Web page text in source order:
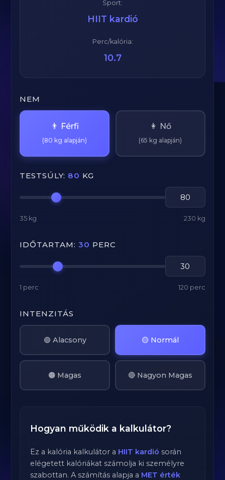
Sport:
HIIT kardió
Perc/kalória:
10.7
NEM
👨 Férfi
(80 kg alapján)
👩 Nő
(65 kg alapján)
TESTSÚLY: 80 KG
35 kg 230 kg
IDŐTARTAM:30 PERC
1 perc 120 perc
INTENZITÁS
🟢 Alacsony 🟡 Normál
🟠 Magas 🔴 Nagyon Magas
Hogyan működik a kalkulátor?
Ez a kalória kalkulátor a HIIT kardió során
elégetett kalóriákat számolja ki személyre
szabottan. A számítás alapja a MET érték